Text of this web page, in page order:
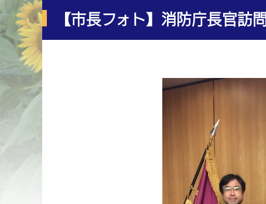
【市長フォト】消防庁長官訪問